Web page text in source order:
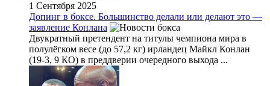
1 Сентября 2025
Допинг в боксе. Большинство делали или делают это —
заявление Конлана
Двукратный претендент на титулы чемпиона мира в
полулёгком весе (до 57,2 кг) ирландец Майкл Конлан
(19-3, 9 КО) в преддверии очередного выхода ...